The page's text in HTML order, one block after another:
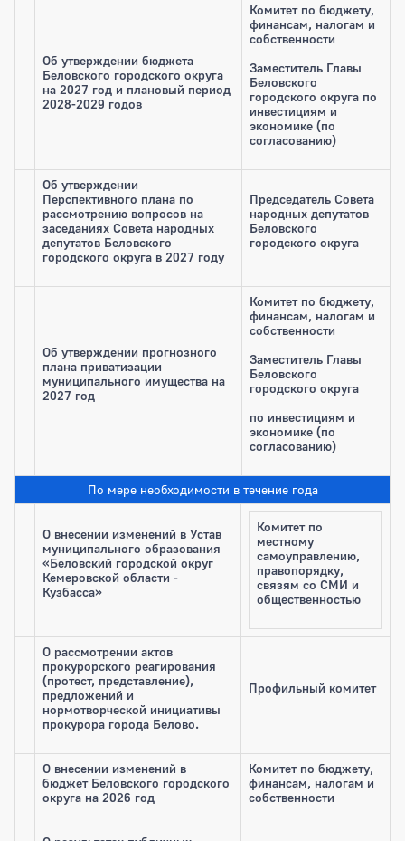
Об утверждении бюджета
Беловского городского округа
на 2027 год и плановый период
2028-2029 годов
Комитет по бюджету,
финансам, налогам и
собственности
Заместитель Главы
Беловского
городского округа по
инвестициям и
экономике (по
согласованию)
Об утверждении
Перспективного плана по
рассмотрению вопросов на
заседаниях Совета народных
депутатов Беловского
городского округа в 2027 году
Председатель Совета
народных депутатов
Беловского
городского округа
Об утверждении прогнозного
плана приватизации
муниципального имущества на
2027 год
Комитет по бюджету,
финансам, налогам и
собственности
Заместитель Главы
Беловского
городского округа
по инвестициям и
экономике (по
согласованию)
По мере необходимости в течение года
О внесении изменений в Устав
муниципального образования
«Беловский городской округ
Кемеровской области -
Кузбасса»
Комитет по
местному
самоуправлению,
правопорядку,
связям со СМИ и
общественностью
О рассмотрении актов
прокурорского реагирования
(протест, представление),
предложений и
нормотворческой инициативы
прокурора города Белово.
Профильный комитет
О внесении изменений в
бюджет Беловского городского
округа на 2026 год
Комитет по бюджету,
финансам, налогам и
собственности